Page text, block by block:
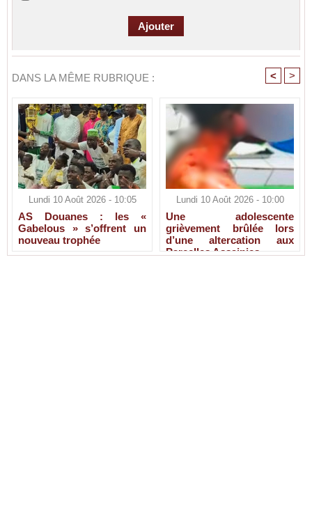
DANS LA MÊME RUBRIQUE : < >
Lundi 10 Août 2026 - 10:05
AS Douanes : les «
Gabelous » s’offrent un
nouveau trophée
Lundi 10 Août 2026 - 10:00
Une adolescente
grièvement brûlée lors
d’une altercation aux
Parcelles Assainies